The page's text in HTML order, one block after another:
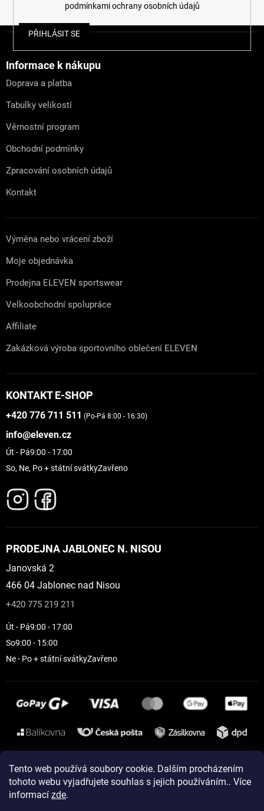
Tento web používá soubory cookie. Dalším procházením
tohoto webu vyjadřujete souhlas s jejich používáním.. Více
informací zde.
podmínkami ochrany osobních údajů
PŘIHLÁSIT SE
Informace k nákupu
Doprava a platba
Tabulky velikostí
Věrnostní program
Obchodní podmínky
Zpracování osobních údajů
Kontakt
Výměna nebo vrácení zboží
Moje objednávka
Prodejna ELEVEN sportswear
Velkoobchodní spolupráce
Affiliate
Zakázková výroba sportovního oblečení ELEVEN
KONTAKT E-SHOP
+420 776 711 511 (Po-Pá 8:00 - 16:30)
info@eleven.cz
Út - Pá9:00 - 17:00
So, Ne, Po + státní svátkyZavřeno
PRODEJNA JABLONEC N. NISOU
Janovská 2
466 04 Jablonec nad Nisou
+420 775 219 211
Út - Pá9:00 - 17:00
So9:00 - 15:00
Ne - Po + státní svátkyZavřeno
Instagram